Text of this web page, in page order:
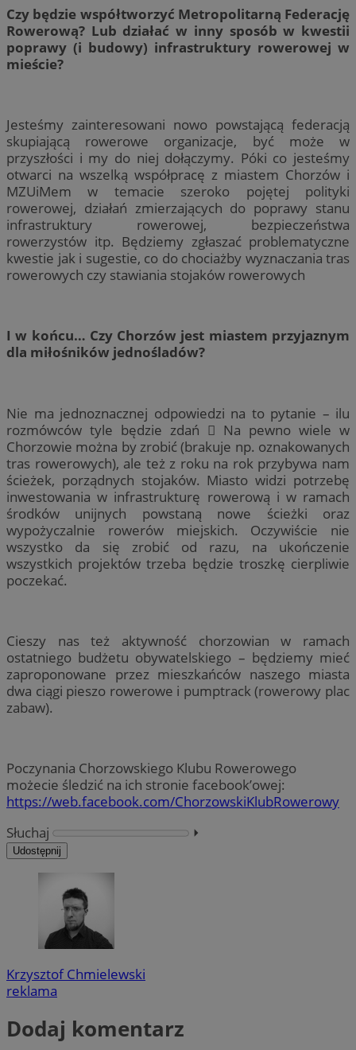
Czy będzie współtworzyć Metropolitarną Federację
Rowerową? Lub działać w inny sposób w kwestii
poprawy (i budowy) infrastruktury rowerowej w
mieście?
Jesteśmy zainteresowani nowo powstającą federacją
skupiającą rowerowe organizacje, być może w
przyszłości i my do niej dołączymy. Póki co jesteśmy
otwarci na wszelką współpracę z miastem Chorzów i
MZUiMem w temacie szeroko pojętej polityki
rowerowej, działań zmierzających do poprawy stanu
infrastruktury rowerowej, bezpieczeństwa
rowerzystów itp. Będziemy zgłaszać problematyczne
kwestie jak i sugestie, co do chociażby wyznaczania tras
rowerowych czy stawiania stojaków rowerowych
I w końcu… Czy Chorzów jest miastem przyjaznym
dla miłośników jednośladów?
Nie ma jednoznacznej odpowiedzi na to pytanie – ilu
rozmówców tyle będzie zdań  Na pewno wiele w
Chorzowie można by zrobić (brakuje np. oznakowanych
tras rowerowych), ale też z roku na rok przybywa nam
ścieżek, porządnych stojaków. Miasto widzi potrzebę
inwestowania w infrastrukturę rowerową i w ramach
środków unijnych powstaną nowe ścieżki oraz
wypożyczalnie rowerów miejskich. Oczywiście nie
wszystko da się zrobić od razu, na ukończenie
wszystkich projektów trzeba będzie troszkę cierpliwie
poczekać.
Cieszy nas też aktywność chorzowian w ramach
ostatniego budżetu obywatelskiego – będziemy mieć
zaproponowane przez mieszkańców naszego miasta
dwa ciągi pieszo rowerowe i pumptrack (rowerowy plac
zabaw).
Poczynania Chorzowskiego Klubu Rowerowego
możecie śledzić na ich stronie facebook’owej:
https://web.facebook.com/ChorzowskiKlubRowerowy
Słuchaj
⏵︎
Udostępnij
Krzysztof Chmielewski
reklama
Dodaj komentarz